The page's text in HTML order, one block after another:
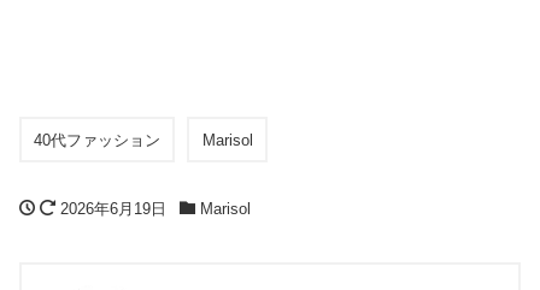
40代ファッション Marisol
2026年6月19日 Marisol